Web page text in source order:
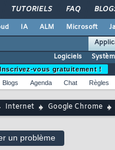
TUTORIELS FAQ
IA ALM Microsoft
Logiciels
Inscrivez-vous gratuitement !
Blogs Agenda Chat Règles
Internet Google Chrome
un problème